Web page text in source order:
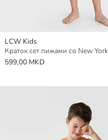
LCW Kids
599,00 MKD